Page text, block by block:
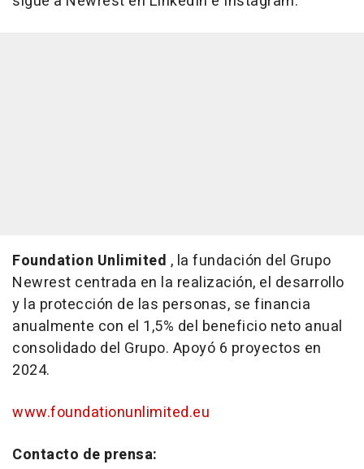
Foundation Unlimited , la fundación del Grupo
Newrest centrada en la realización, el desarrollo
y la protección de las personas, se financia
anualmente con el 1,5% del beneficio neto anual
consolidado del Grupo. Apoyó 6 proyectos en
2024.
www.foundationunlimited.eu
Contacto de prensa: